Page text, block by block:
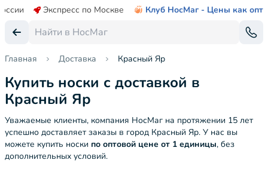
Экспресс по Москве Клуб НосМаг - Цены как опт
Главная Доставка Красный Яр
Купить носки с доставкой в
Красный Яр
Уважаемые клиенты, компания НосМаг на протяжении 15 лет
успешно доставляет заказы в город Красный Яр. У нас вы
можете купить носки по оптовой цене от 1 единицы, без
дополнительных условий.